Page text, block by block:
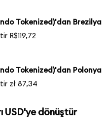
Tokenized)'dan Brezilya
R$119,72
Tokenized)'dan Polonya
zł 87,34
USD'ye dönüştür